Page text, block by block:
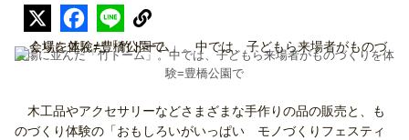
会場に並んだ「竹ドーム」。中では、子どもら来場者がものづくりを体
験=豊橋公園で
木工品やアクセサリーなどさまざまな手作りの品の販売と、も
のづくり体験の「おもしろいがいっぱい モノづくりフェスティ